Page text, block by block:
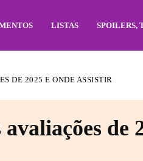
LISTAS SPOILERS,
DE 2025 E ONDE ASSISTIR
de